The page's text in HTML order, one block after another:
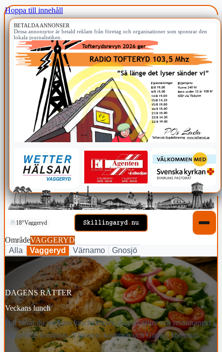
Hoppa till innehåll
BETALDA ANNONSER
Dessa annonsytor är betald reklam från företag och organisationer som sponsrar den
lokala journalistiken.
18°Vaggeryd
OmrådeVAGGERYD
Alla
Vaggeryd Värnamo Gnosjö
DAGENS RÄTTER
Veckans lunch
Här hittar du veckans lunchmenyer, dagens rätter och restauranger i
Vaggeryds kommun, Värnamo kommun och Gnosjö kommun.